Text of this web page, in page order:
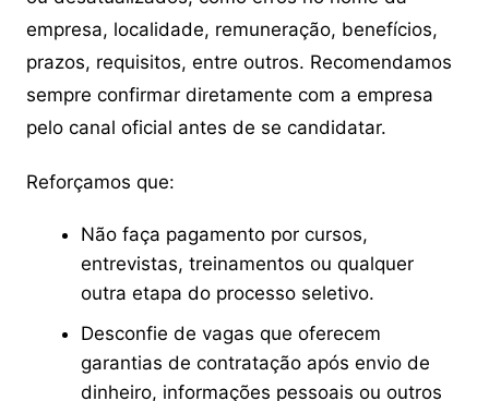
empresa, localidade, remuneração, benefícios,
prazos, requisitos, entre outros. Recomendamos
sempre confirmar diretamente com a empresa
pelo canal oficial antes de se candidatar.
Reforçamos que:
Não faça pagamento por cursos,
entrevistas, treinamentos ou qualquer
outra etapa do processo seletivo.
Desconfie de vagas que oferecem
garantias de contratação após envio de
dinheiro, informações pessoais ou outros